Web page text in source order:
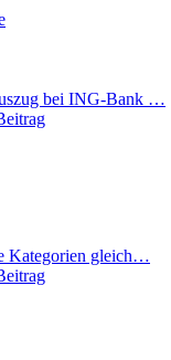
bei ING-Bank …
Kategorien gleich…